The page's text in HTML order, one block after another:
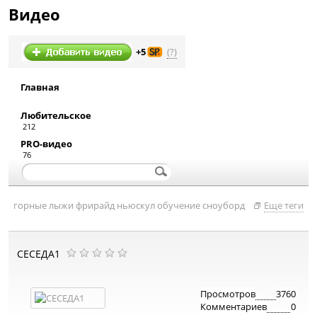
Видео
+5 (?)
Главная
Любительское
212
PRO-видео
76
горные лыжи фрирайд ньюскулобучениесноуборд Еще теги
СЕСЕДА1
Просмотров
3760
Комментариев
0